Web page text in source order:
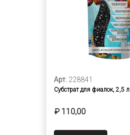
Арт. 228841
Субстрат для фиалок, 2,5 л
₽ 110,00